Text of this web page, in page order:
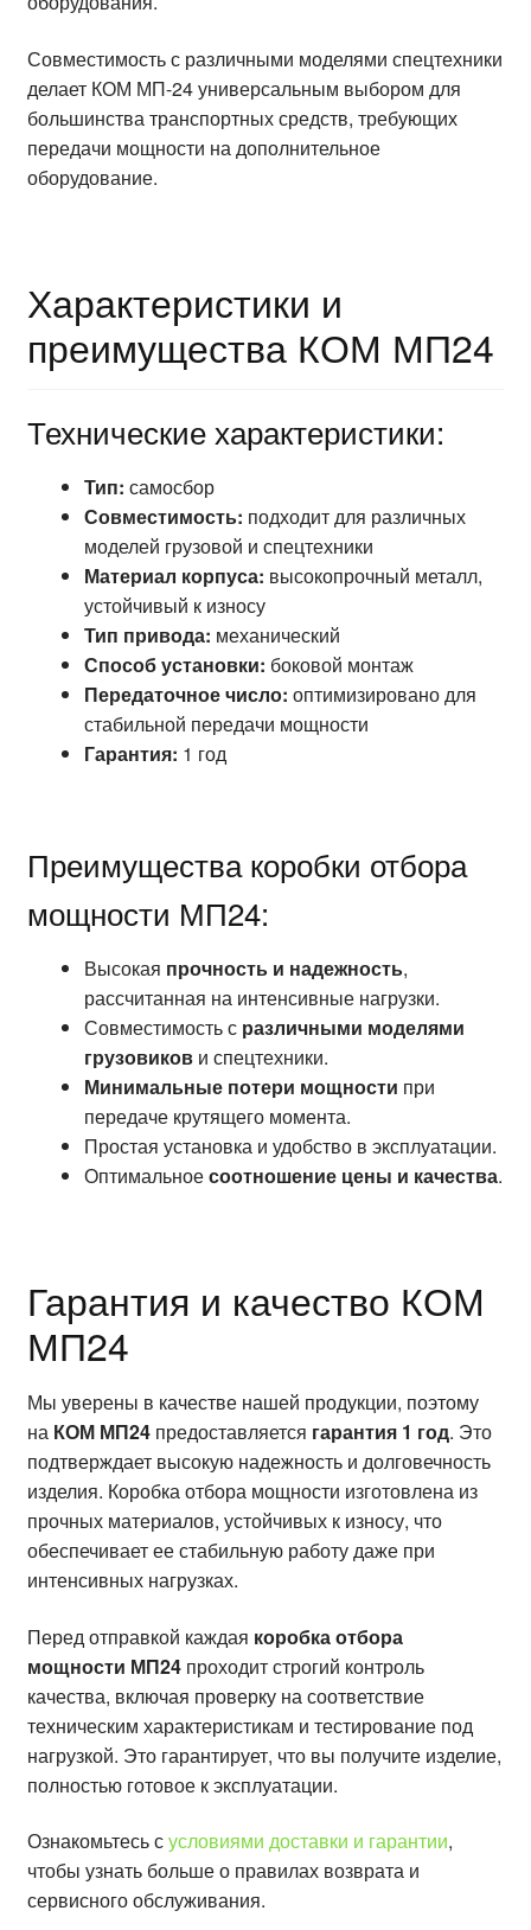
Совместимость с различными моделями спецтехники
делает КОМ МП-24 универсальным выбором для
большинства транспортных средств, требующих
передачи мощности на дополнительное
оборудование.
Характеристики и
преимущества КОМ МП24
Технические характеристики:
Тип: самосбор
Совместимость: подходит для различных
моделей грузовой и спецтехники
Материал корпуса: высокопрочный металл,
устойчивый к износу
Тип привода: механический
Способ установки: боковой монтаж
Передаточное число: оптимизировано для
стабильной передачи мощности
Гарантия: 1 год
Преимущества коробки отбора
мощности МП24:
Высокая прочность и надежность,
рассчитанная на интенсивные нагрузки.
Совместимость с различными моделями
грузовикови спецтехники.
Минимальные потери мощности при
передаче крутящего момента.
Простая установка и удобство в эксплуатации.
Оптимальноесоотношение цены и качества.
Гарантия и качество КОМ
МП24
Мы уверены в качестве нашей продукции, поэтому
на КОМ МП24предоставляется гарантия 1 год. Это
подтверждает высокую надежность и долговечность
изделия. Коробка отбора мощности изготовлена из
прочных материалов, устойчивых к износу, что
обеспечивает ее стабильную работу даже при
интенсивных нагрузках.
Перед отправкой каждая коробка отбора
мощности МП24проходит строгий контроль
качества, включая проверку на соответствие
техническим характеристикам и тестирование под
нагрузкой. Это гарантирует, что вы получите изделие,
полностью готовое к эксплуатации.
Ознакомьтесь сусловиями доставки и гарантии,
чтобы узнать больше о правилах возврата и
сервисного обслуживания.